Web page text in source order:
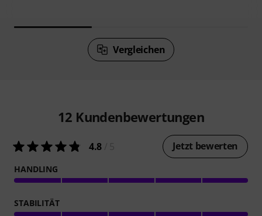
Vergleichen
12 Kundenbewertungen
4.8 Jetzt bewerten
HANDLING
STABILITÄT